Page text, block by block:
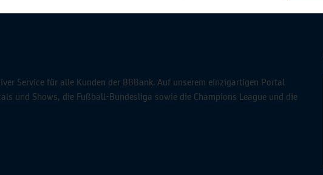
Service für alle Kunden der BBBank. Auf unserem einzigartigen Portal
und Shows, die Fußball-Bundesliga sowie die Champions League und die